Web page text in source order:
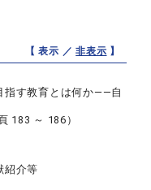
【 表示 ／非表示 】
指す教育とは何か――自
183 ～ 186）
紹介等